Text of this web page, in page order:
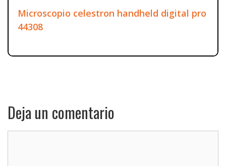
Microscopio celestron handheld digital pro
44308
Deja un comentario